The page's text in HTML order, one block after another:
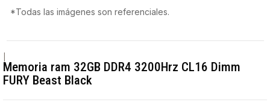
*Todas las imágenes son referenciales.
Memoria ram 32GB DDR4 3200Hrz CL16 Dimm
FURY Beast Black